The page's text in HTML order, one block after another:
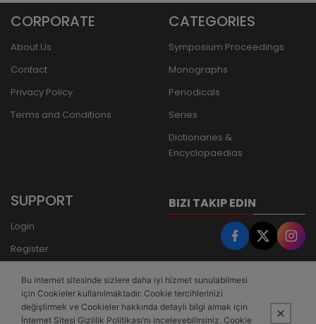
CORPORATE
About Us
Contact
Privacy Policy
Terms and Conditions
CATEGORIES
Symposium Proceedings
Monographs
Periodicals
Series
Dictionaries &
Encyclopaedias
SUPPORT
Login
Register
Bank Transfer
BIZI TAKIP EDIN
Bu internet sitesinde sizlere daha iyi hizmet sunulabilmesi
için Cookieler kullanılmaktadır. Cookie tercihlerinizi
değiştirmek ve Cookieler hakkında detaylı bilgi almak için
İnternet Sitesi Gizlilik Politikası’nı inceleyebilirsiniz. Cookie